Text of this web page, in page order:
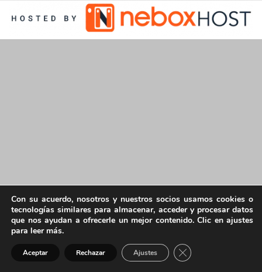
Con su acuerdo, nosotros y nuestros socios usamos cookies o
tecnologías similares para almacenar, acceder y procesar datos
que nos ayudan a ofrecerle un mejor contenido. Clic en ajustes
para leer más.
Aceptar Rechazar Ajustes Cerrar el banner de